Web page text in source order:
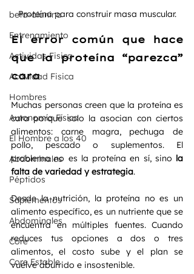
beta-alanina
Entrenamiento
Actividas Fisica
Actividad Fisica
Hombres
Autonomía Física
El Hombre a los 40
Abdominales
Péptidos
Suplementos
Abdominales
Core
Core Estable
Proteína para construir masa muscular.
El error común que hace
que la proteína “parezca”
cara
Muchas personas creen que la proteína es
cara porque solo la asocian con ciertos
alimentos: carne magra, pechuga de
pollo, pescado o suplementos. El
problema no es la proteína en sí, sino la
falta de variedad y estrategia.
Desde la nutrición, la proteína no es un
alimento específico, es un nutriente que se
encuentra en múltiples fuentes. Cuando
reduces tus opciones a dos o tres
alimentos, el costo sube y el plan se
vuelve aburrido e insostenible.